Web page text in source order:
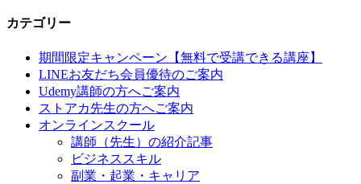
カテゴリー
期間限定キャンペーン【無料で受講できる講座】
LINEお友だち会員優待のご案内
Udemy講師の方へご案内
ストアカ先生の方へご案内
オンラインスクール
講師（先生）の紹介記事
ビジネススキル
副業・起業・キャリア